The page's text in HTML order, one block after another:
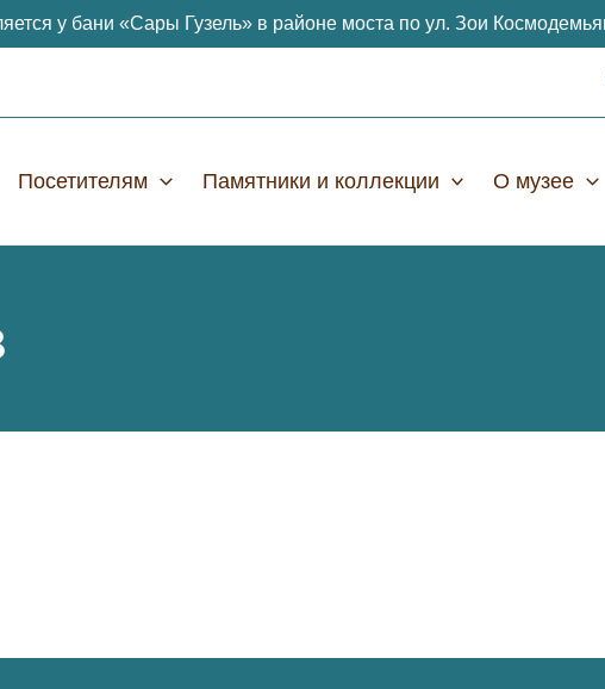
у бани «Сары Гузель» в районе моста по ул. Зои
Посетителям Памятники и коллекции О музее